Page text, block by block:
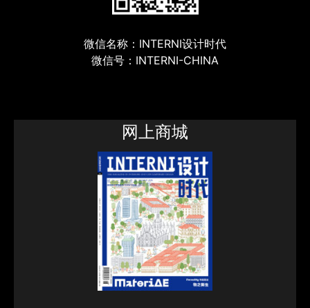
微信名称：INTERNI设计时代
微信号：INTERNI-CHINA
网上商城